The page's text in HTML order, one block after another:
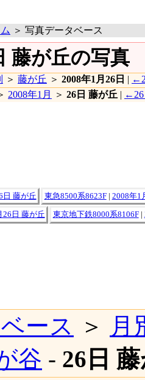
＞ 写真データベース
藤が丘の写真
＞ 藤が丘 ＞ 2008年1月26日 |
2008年1月 ＞ 26日 藤が丘 | ←26
日 藤が丘 東急8500系8623F| 2008年1
26日 藤が丘 東京地下鉄8000系8106F|
ース ＞
月
谷 - 26日